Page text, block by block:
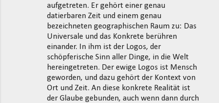
aufgetreten. Er gehört einer genau
datierbaren Zeit und einem genau
bezeichneten geographischen Raum zu: Das
Universale und das Konkrete berühren
einander. In ihm ist der Logos, der
schöpferische Sinn aller Dinge, in die Welt
hereingetreten. Der ewige Logos ist Mensch
geworden, und dazu gehört der Kontext von
Ort und Zeit. An diese konkrete Realität ist
der Glaube gebunden, auch wenn dann durch